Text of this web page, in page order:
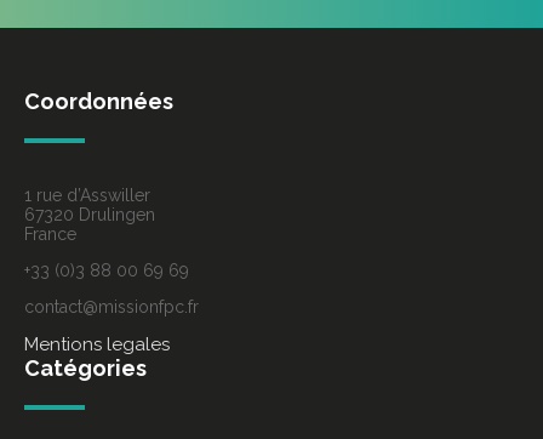
Coordonnées
1 rue d’Asswiller
67320 Drulingen
France
+33 (0)3 88 00 69 69
contact@missionfpc.fr
Mentions legales
Catégories